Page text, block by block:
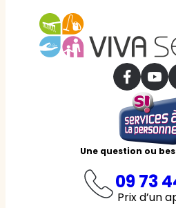
Une question ou
09 73
Prix d’un